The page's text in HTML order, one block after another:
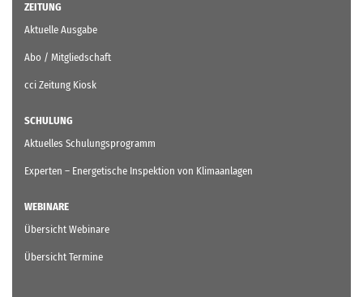
ZEITUNG
Aktuelle Ausgabe
Abo / Mitgliedschaft
cci Zeitung Kiosk
SCHULUNG
Aktuelles Schulungsprogramm
Experten – Energetische Inspektion von Klimaanlagen
WEBINARE
Übersicht Webinare
Übersicht Termine